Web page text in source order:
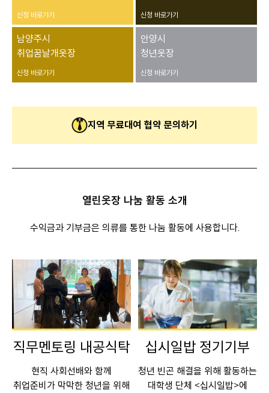
신청 바로가기 신청 바로가기
남양주시
취업꿈날개옷장
신청 바로가기
안양시
청년옷장
신청 바로가기
지역 무료대여 협약 문의하기
열린옷장 나눔 활동 소개
수익금과 기부금은 의류를 통한 나눔 활동에 사용합니다.
직무멘토링 내공식탁
현직 사회선배와 함께
취업준비가 막막한 청년을 위해
십시일밥 정기기부
청년 빈곤 해결을 위해 활동하는
대학생 단체 <십시일밥>에